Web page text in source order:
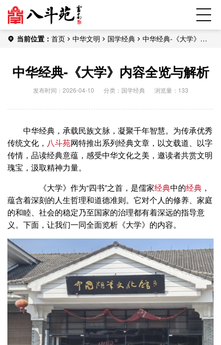
当前位置： 首页 中华文明 国学经典
中华经典-《大学》内
中华经典-《大学》内容全览与解析
发布时间：2026-04-10 分类： 国学经典 浏览量：133
中华经典，承载民族文脉，凝聚千年智慧。为传承优秀
传统文化， 八斗苑网特推出系列经典文章，以文载道、以字
传情，品读经典意蕴，感受中华文化之美，邀读者共赏文明
瑰宝，汲取精神力量。
《大学》作为“四书”之首，是儒家经典中的经典 ，
蕴含着深刻的人生哲理和道德准则。它对个人的修养、家庭
的和睦、社会的稳定乃至国家的治理都有着深远的指导意
义。下面，让我们一同全面览析《大学》的内容。